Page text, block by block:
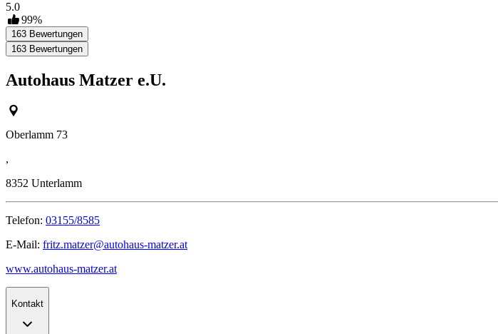
5.0
99%
163 Bewertungen
163 Bewertungen
Autohaus Matzer e.U.
Oberlamm 73
,
8352 Unterlamm
Telefon: 03155/8585
E-Mail: fritz.matzer@autohaus-matzer.at
www.autohaus-matzer.at
Kontakt